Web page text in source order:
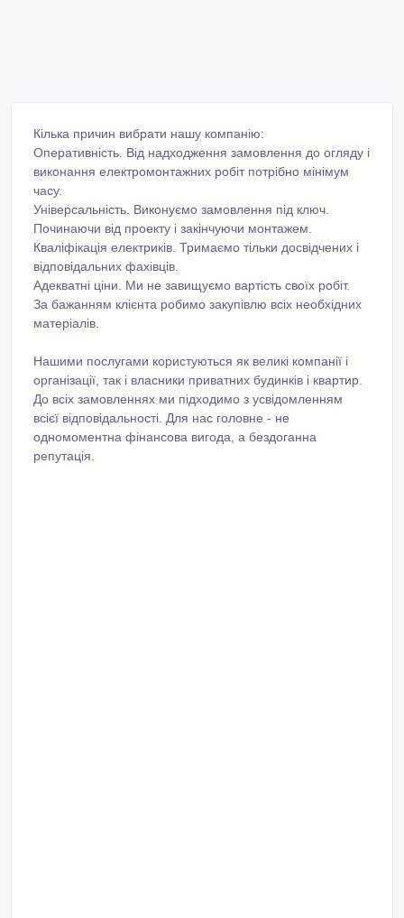
Кілька причин вибрати нашу компанію:
Оперативність. Від надходження замовлення до огляду і
виконання електромонтажних робіт потрібно мінімум
часу.
Універсальність. Виконуємо замовлення під ключ.
Починаючи від проекту і закінчуючи монтажем.
Кваліфікація електриків. Тримаємо тільки досвідчених і
відповідальних фахівців.
Адекватні ціни. Ми не завищуємо вартість своїх робіт.
За бажанням клієнта робимо закупівлю всіх необхідних
матеріалів.
Нашими послугами користуються як великі компанії і
організації, так і власники приватних будинків і квартир.
До всіх замовленнях ми підходимо з усвідомленням
всієї відповідальності. Для нас головне - не
одномоментна фінансова вигода, а бездоганна
репутація.